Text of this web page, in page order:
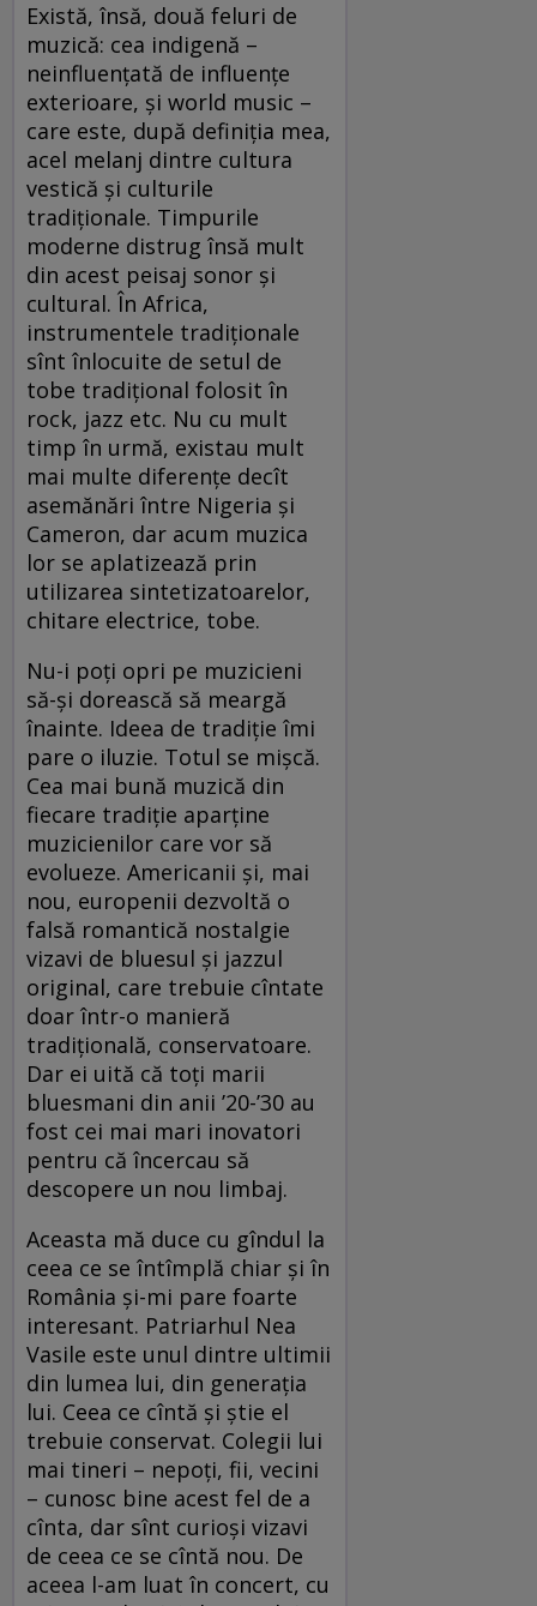
Există, însă, două feluri de
muzică: cea indigenă –
neinfluenţată de influenţe
exterioare, şi world music –
care este, după definiţia mea,
acel melanj dintre cultura
vestică şi culturile
tradiţionale. Timpurile
moderne distrug însă mult
din acest peisaj sonor şi
cultural. În Africa,
instrumentele tradiţionale
sînt înlocuite de setul de
tobe tradiţional folosit în
rock, jazz etc. Nu cu mult
timp în urmă, existau mult
mai multe diferenţe decît
asemănări între Nigeria şi
Cameron, dar acum muzica
lor se aplatizează prin
utilizarea sintetizatoarelor,
chitare electrice, tobe.
Nu-i poţi opri pe muzicieni
să-şi dorească să meargă
înainte. Ideea de tradiţie îmi
pare o iluzie. Totul se mişcă.
Cea mai bună muzică din
fiecare tradiţie aparţine
muzicienilor care vor să
evolueze. Americanii şi, mai
nou, europenii dezvoltă o
falsă romantică nostalgie
vizavi de bluesul şi jazzul
original, care trebuie cîntate
doar într-o manieră
tradiţională, conservatoare.
Dar ei uită că toţi marii
bluesmani din anii ’20-’30 au
fost cei mai mari inovatori
pentru că încercau să
descopere un nou limbaj.
Aceasta mă duce cu gîndul la
ceea ce se întîmplă chiar şi în
România şi-mi pare foarte
interesant. Patriarhul Nea
Vasile este unul dintre ultimii
din lumea lui, din generaţia
lui. Ceea ce cîntă şi ştie el
trebuie conservat. Colegii lui
mai tineri – nepoţi, fii, vecini
– cunosc bine acest fel de a
cînta, dar sînt curioşi vizavi
de ceea ce se cîntă nou. De
aceea l-am luat în concert, cu